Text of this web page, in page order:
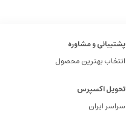
پشتیبانی و مشاوره
انتخاب بهترین محصول
تحویل اکسپرس
سراسر ایران